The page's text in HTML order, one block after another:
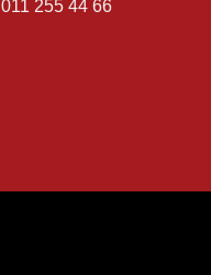
011 255 44 66